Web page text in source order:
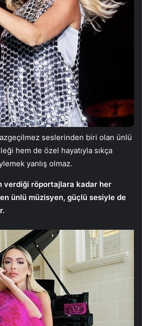
seslerinden biri olan ünlü
hem de özel hayatıyla sıkça
yanlış olmaz.
verdiği röportajlara kadar her
ünlü müzisyen, güçlü sesiyle de